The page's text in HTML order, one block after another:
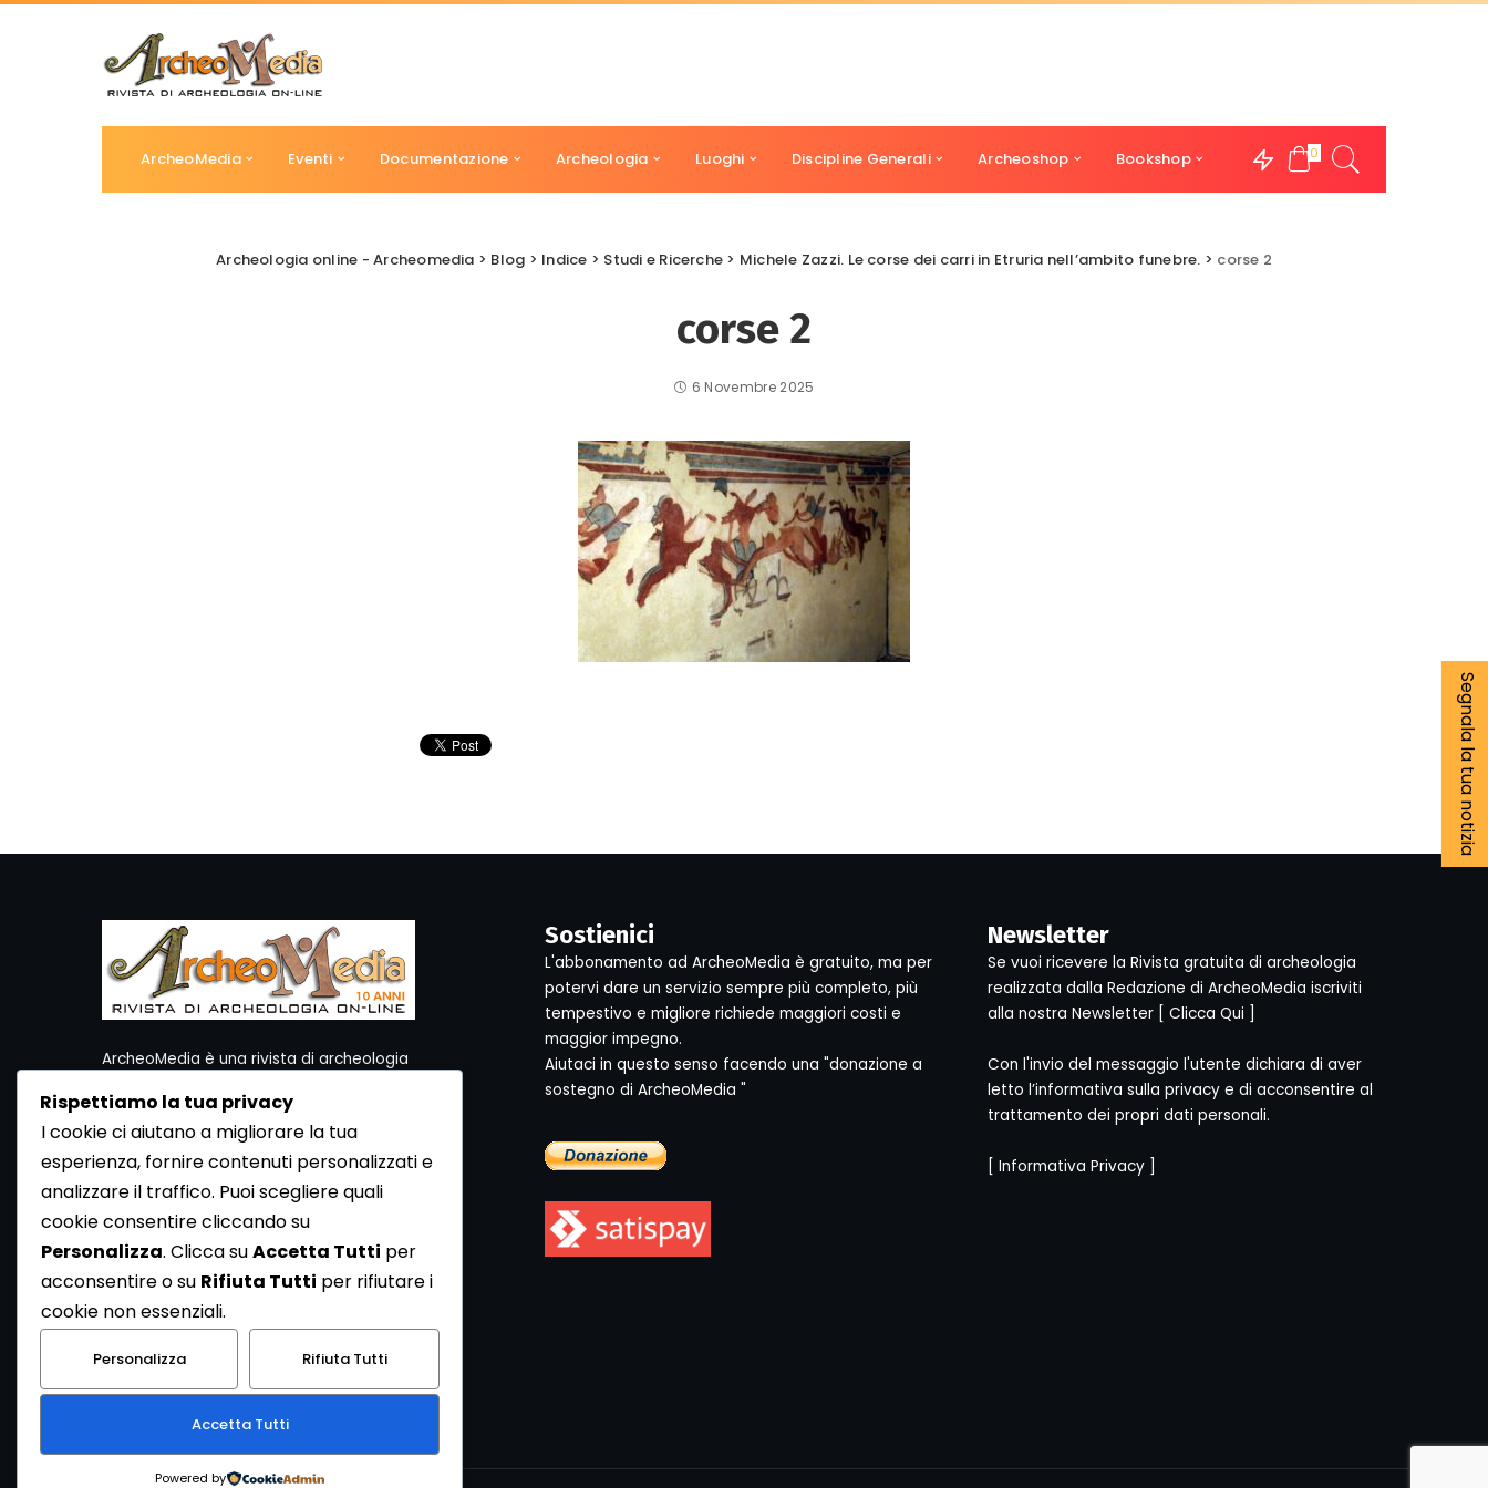
ArcheoMedia Eventi Documentazione Archeologia Luoghi Discipline Generali Archeoshop Bookshop 0
Archeologia online - Archeomedia > Blog > Indice > Studi e Ricerche > Michele Zazzi. Le corse dei carri in Etruria nell’ambito funebre. > corse 2
corse 2
6 Novembre 2025
Segnala la tua notizia
ArcheoMedia è una rivista di archeologia
Per contattare la Redazione potete utilizzare i
seguenti recapiti:
Redazione ArcheoMedia c/o Mediares S.c.
Via Gioberti 80/D - 10128 Torino
Tel 011.5806363 - Fax 011.5808561
http://www.mediares.to.it
http://www.didatticatorino.it
Sostienici
L'abbonamento ad ArcheoMedia è gratuito, ma per
potervi dare un servizio sempre più completo, più
tempestivo e migliore richiede maggiori costi e
maggior impegno.
Aiutaci in questo senso facendo una "donazione a
sostegno di ArcheoMedia "
Newsletter
Se vuoi ricevere la Rivista gratuita di archeologia
realizzata dalla Redazione di ArcheoMedia iscriviti
alla nostra Newsletter [ Clicca Qui ]
Con l'invio del messaggio l'utente dichiara di aver
letto l’informativa sulla privacy e di acconsentire al
trattamento dei propri dati personali.
[ Informativa Privacy]
Rispettiamo la tua privacy
I cookie ci aiutano a migliorare la tua
esperienza, fornire contenuti personalizzati e
analizzare il traffico. Puoi scegliere quali
cookie consentire cliccando su
Personalizza. Clicca suAccetta Tutti per
acconsentire o su Rifiuta Tutti per rifiutare i
cookie non essenziali.
Personalizza Rifiuta Tutti
Accetta Tutti
Powered by